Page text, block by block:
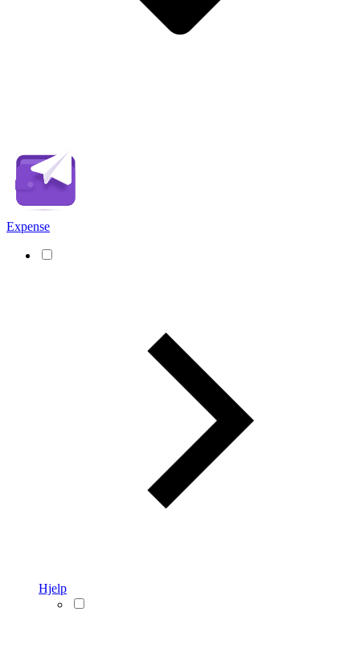
Expense
Hjelp